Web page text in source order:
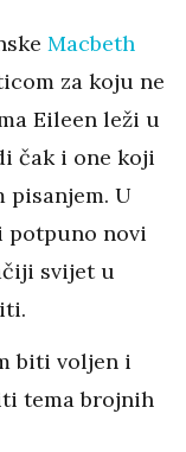
Macbeth
za koju ne
Eileen leži u
čak i one koji
pisanjem. U
potpuno novi
svijet u
biti voljen i
tema brojnih